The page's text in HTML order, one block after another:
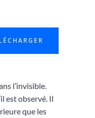
l’invisible.
est observé. Il
que les